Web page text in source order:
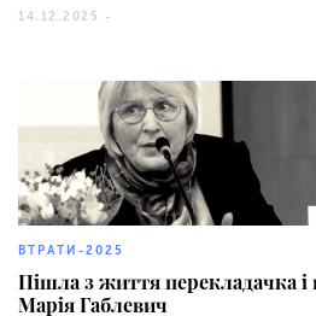
14.12.2025 -
ВТРАТИ-2025
Пішла з життя перекладачка і
Марія Габлевич